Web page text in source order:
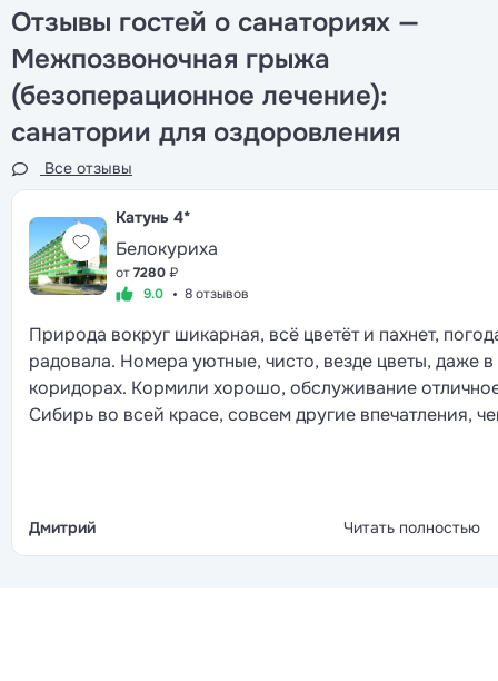
Отзывы гостей о санаториях —
Межпозвоночная грыжа
(безоперационное лечение):
санатории для оздоровления
Все отзывы
Катунь 4*
Белокуриха
от7280₽
9.0
8 отзывов
Природа вокруг шикарная, всё цветёт и пахнет,
радовала. Номера уютные, чисто, везде цветы, даже в
коридорах. Кормили хорошо, обслуживание
Сибирь во всей красе, совсем другие впечатления,
Дмитрий Читать полностью